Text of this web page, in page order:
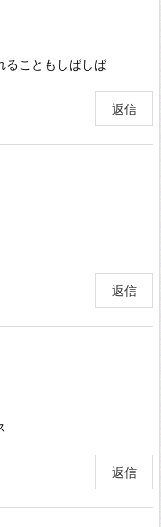
ることもしばしば
返信
返信
返信